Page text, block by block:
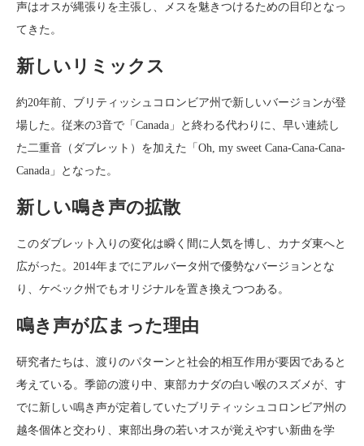
声はオスが縄張りを主張し、メスを魅きつけるための目印となっ
てきた。
新しいリミックス
約20年前、ブリティッシュコロンビア州で新しいバージョンが登
場した。従来の3音で「Canada」と終わる代わりに、早い連続し
た二重音（ダブレット）を加えた「Oh, my sweet Cana-Cana-Cana-
Canada」となった。
新しい鳴き声の拡散
このダブレット入りの変化は瞬く間に人気を博し、カナダ東へと
広がった。2014年までにアルバータ州で優勢なバージョンとな
り、ケベック州でもオリジナルを置き換えつつある。
鳴き声が広まった理由
研究者たちは、渡りのパターンと社会的相互作用が要因であると
考えている。季節の渡り中、東部カナダの白い喉のスズメが、す
でに新しい鳴き声が定着していたブリティッシュコロンビア州の
越冬個体と交わり、東部出身の若いオスが覚えやすい新曲を学